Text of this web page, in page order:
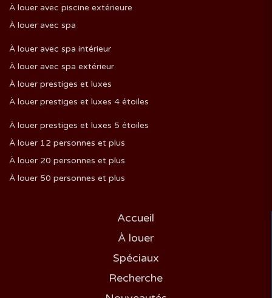
À louer avec piscine extérieure
À louer avec spa
À louer avec spa intérieur
À louer avec spa extérieur
À louer prestiges et luxes
À louer prestiges et luxes 4 étoiles
À louer prestiges et luxes 5 étoiles
À louer 12 personnes et plus
À louer 20 personnes et plus
À louer 50 personnes et plus
Accueil
À louer
Spéciaux
Recherche